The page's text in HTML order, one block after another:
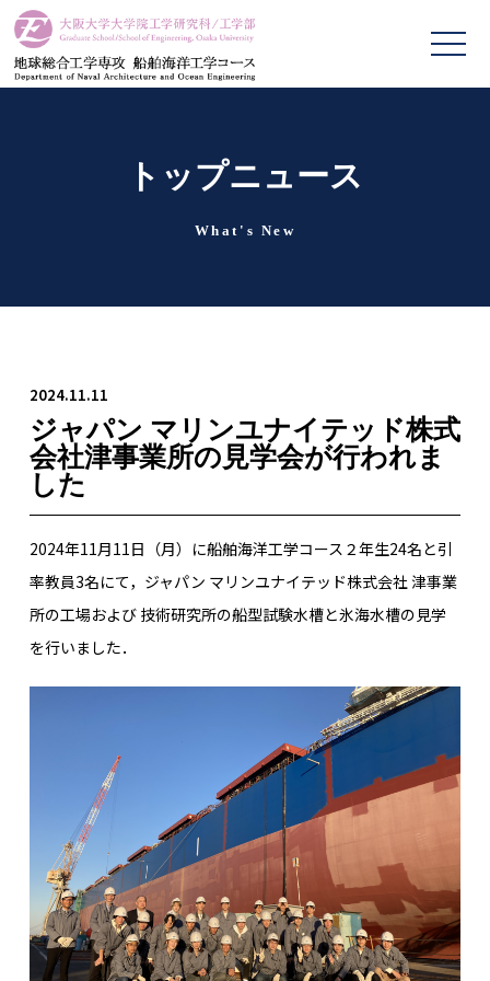
トップニュース
What's New
2024.11.11
ジャパン マリンユナイテッド株式
会社津事業所の見学会が行われま
した
2024年11月11日（月）に船舶海洋工学コース２年生24名と引
率教員3名にて，ジャパン マリンユナイテッド株式会社 津事業
所の工場および 技術研究所の船型試験水槽と氷海水槽の見学
を行いました．